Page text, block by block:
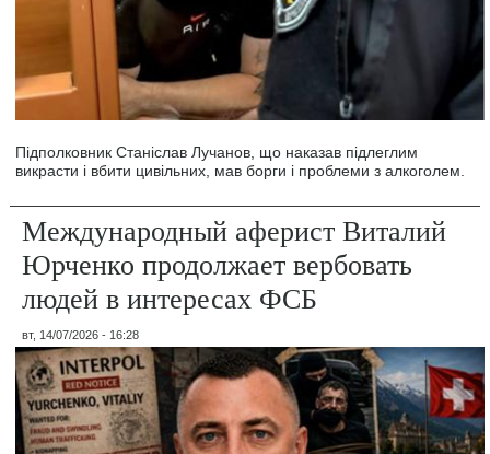
Підполковник Станіслав Лучанов, що наказав підлеглим
викрасти і вбити цивільних, мав борги і проблеми з алкоголем.
Международный аферист Виталий
Юрченко продолжает вербовать
людей в интересах ФСБ
вт, 14/07/2026 - 16:28